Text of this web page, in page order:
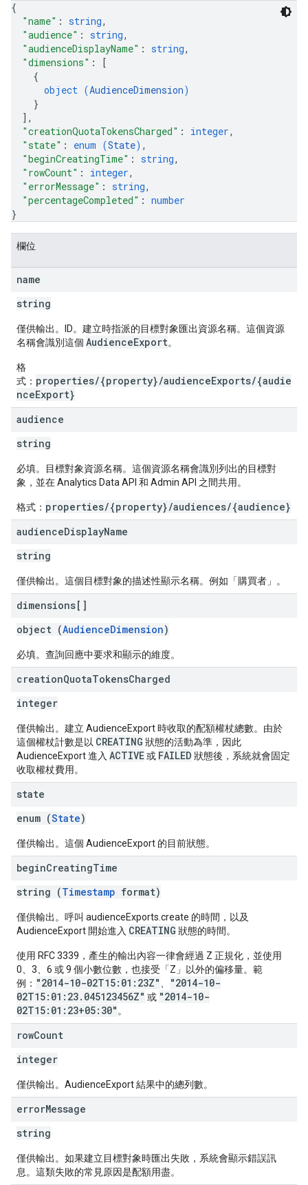
{
"name" : string,
"audience" : string,
"audienceDisplayName" : string,
"dimensions" :
[
{
object (AudienceDimension)
}
] ,
"creationQuotaTokensCharged" : integer,
"state" : enum (State) ,
"beginCreatingTime" : string,
"rowCount" : integer,
"errorMessage" : string,
"percentageCompleted" : number
}
欄位
name
string
僅供輸出。ID。建立時指派的目標對象匯出資源名稱。這個資源
名稱會識別這個 AudienceExport。
格
式： properties/{property}/audienceExports/{audie
nceExport}
audience
string
必填。目標對象資源名稱。這個資源名稱會識別列出的目標對
象，並在 Analytics Data API 和 Admin API 之間共用。
格式： properties/{property}/audiences/{audience}
audienceDisplayName
string
僅供輸出。這個目標對象的描述性顯示名稱。例如「購買者」。
dimensions[]
object (AudienceDimension)
必填。查詢回應中要求和顯示的維度。
creationQuotaTokensCharged
integer
僅供輸出。建立 AudienceExport 時收取的配額權杖總數。由於
這個權杖計數是以 CREATING 狀態的活動為準，因此
AudienceExport 進入 ACTIVE或 FAILED 狀態後，系統就會固定
收取權杖費用。
state
enum (State)
僅供輸出。這個 AudienceExport 的目前狀態。
beginCreatingTime
string (Timestamp format)
僅供輸出。呼叫 audienceExports.create 的時間，以及
AudienceExport 開始進入 CREATING 狀態的時間。
使用 RFC 3339，產生的輸出內容一律會經過 Z 正規化，並使用
0、3、6 或 9 個小數位數，也接受「Z」以外的偏移量。範
例： "2014-10-02T15:01:23Z"
"2014-10-
02T15:01:23.045123456Z" 或 "2014-10-
02T15:01:23+05:30" 。
rowCount
integer
僅供輸出。AudienceExport 結果中的總列數。
errorMessage
string
僅供輸出。如果建立目標對象時匯出失敗，系統會顯示錯誤訊
息。這類失敗的常見原因是配額用盡。